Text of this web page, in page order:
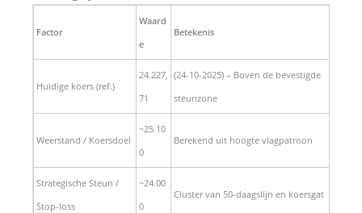
Factor
Waard
e
Betekenis
Huidige koers (ref.)
24.227,
71
(24-10-2025) – Boven de bevestigde
steunzone
Weerstand / Koersdoel
~25.10
0
Berekend uit hoogte vlagpatroon
Strategische Steun /
Stop-loss
~24.00
0
Cluster van 50-daagslijn en koersgat